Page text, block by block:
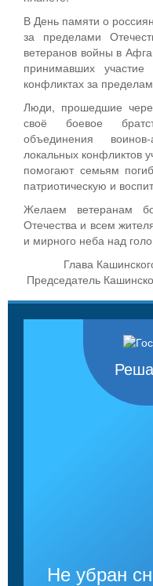
В День памяти о
за пределами
ветеранов войны в
принимавших
конфликтах за
Люди, прошедшие
своё боевое
объединения
локальных конфликтов
помогают семьям
патриотическую и
Желаем ветеранам
Отечества и всем
и мирного неба над
Глава
Председатель
Не убран